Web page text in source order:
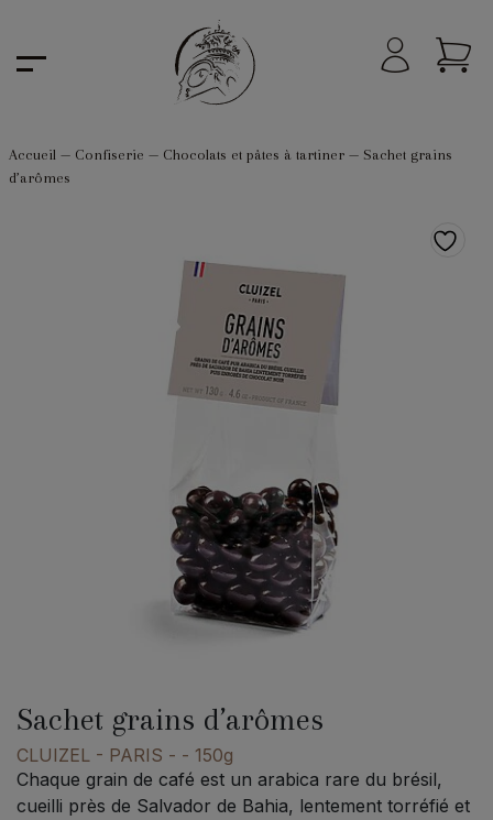
Accueil— Confiserie — Chocolats et pâtes à tartiner— Sachet grains
d’arômes
Sachet grains d’arômes
CLUIZEL - PARIS - - 150g
Chaque grain de café est un arabica rare du brésil,
cueilli près de Salvador de Bahia, lentement torréfié et